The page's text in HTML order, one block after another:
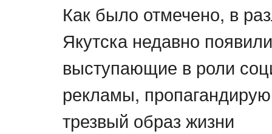
Как было отмечено, в
Якутска недавно
выступающие в роли
рекламы,
трезвый образ жизни